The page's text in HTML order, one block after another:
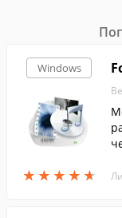
Windows
★ ★ ★ ★ ★
★ ★ ★ ★ ★